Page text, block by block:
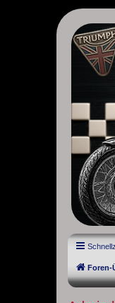
DAS
Street
Foren-